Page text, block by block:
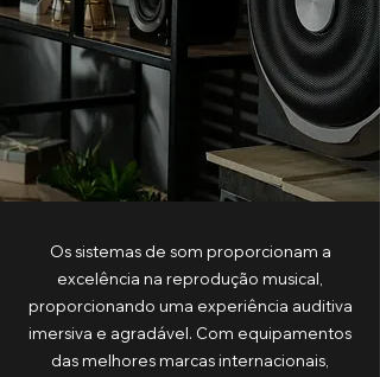
Os sistemas de som proporcionam a
excelência na reprodução musical,
proporcionando uma experiência auditiva
imersiva e agradável. Com equipamentos
das melhores marcas internacionais,